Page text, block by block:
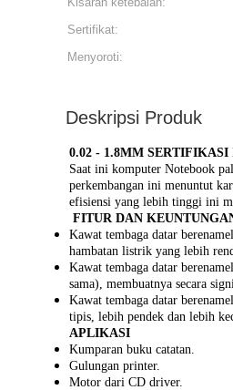
Sertifikat:
Menyoroti:
Deskripsi Produk
0.02 - 1.8MM
Saat ini komputer Notebook
perkembangan ini menuntut
efisiensi yang lebih tinggi ini
FITUR DAN
Kawat tembaga datar
hambatan listrik yang lebih
Kawat tembaga datar
sama), membuatnya secara
Kawat tembaga datar
tipis, lebih pendek dan lebih
APLIKASI
Kumparan buku catatan.
Gulungan printer.
Motor dari CD driver.